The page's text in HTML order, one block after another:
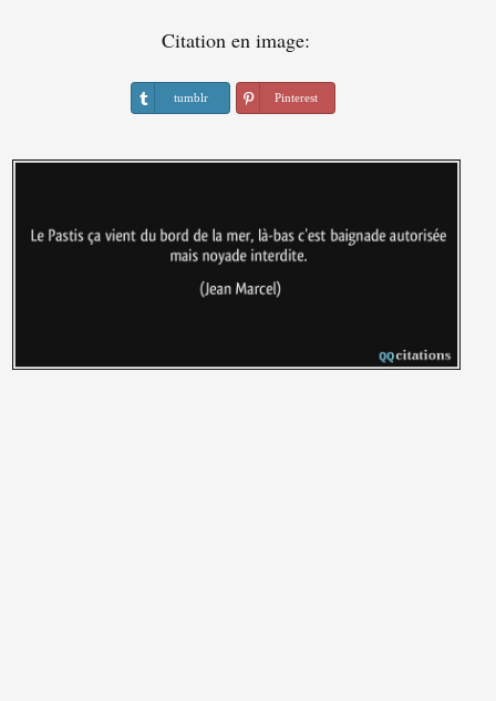
Citation en image:
tumblr Pinterest